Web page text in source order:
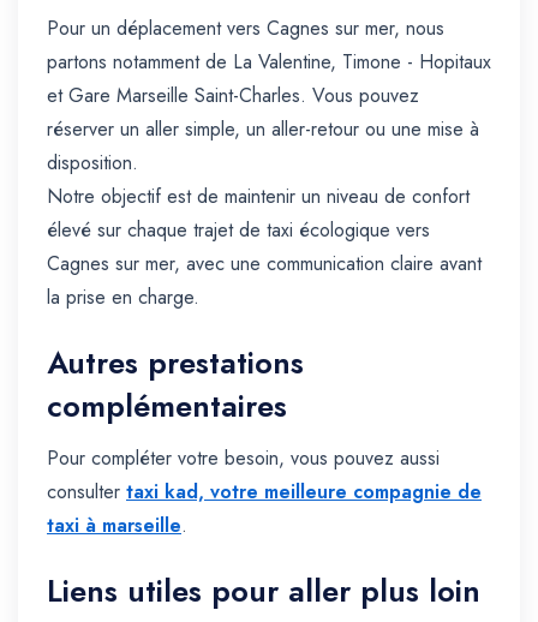
Pour un déplacement vers Cagnes sur mer, nous
partons notamment de La Valentine, Timone - Hopitaux
et Gare Marseille Saint-Charles. Vous pouvez
réserver un aller simple, un aller-retour ou une mise à
disposition.
Notre objectif est de maintenir un niveau de confort
élevé sur chaque trajet de taxi écologique vers
Cagnes sur mer, avec une communication claire avant
la prise en charge.
Autres prestations
complémentaires
Pour compléter votre besoin, vous pouvez aussi
consulter taxi kad, votre meilleure compagnie de
taxi à marseille.
Liens utiles pour aller plus loin